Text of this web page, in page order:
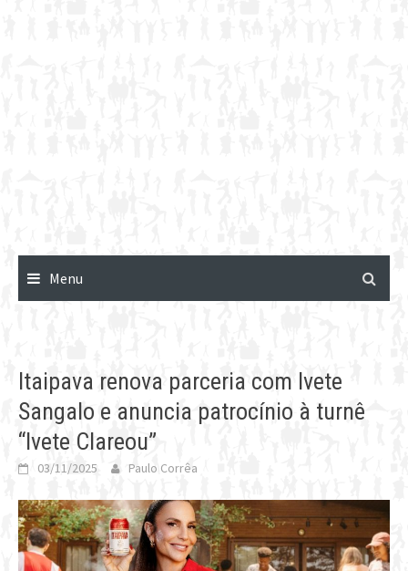
Menu
Itaipava renova parceria com Ivete
Sangalo e anuncia patrocínio à turnê
“Ivete Clareou”
03/11/2025 Paulo Corrêa